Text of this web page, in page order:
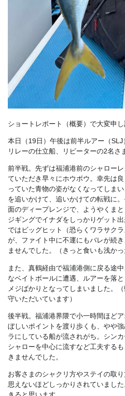
ショートレポート（概要）で大変申し
本日（19日）午後は前半ルアー（
リレーの仕立船、リピーターの2名さ
前半戦。先ずは福浦港前のシャロー
ていただき早々にホウボウ。幸先は
っていた青物の姿がなくなってしま
を追いかけて、追いかけての転戦に
面のディープレンジで、ようやくまと
ジギングでイナダをしっかりゲット
ではビッグヒット（恐らくワラサク
が、ファイト中に不運にもバレが続
ませんでした。（きっと食いも浅かっ
また、真鶴経由で福浦港側に戻る途
なベイトボールに遭遇、ルアーを落
メジばかりとなってしまいました。
守いただいています）
後半戦。福浦港界隈で小一時間ほど
ぼしいポイントを渡り歩くも、やや
ラにしている船が流されがち。シン
シャローを中心に流すなど工夫する
きませんでした。
お客さまのシャクリ方やステイの取
思えないほどしっかりされていまし